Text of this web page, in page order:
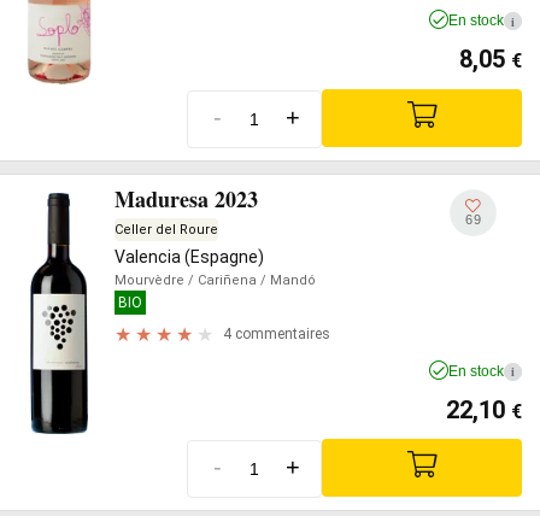
En stock i
8,05 €
- +
Maduresa 2023
Celler del Roure
Valencia (Espagne)
Mourvèdre / Cariñena / Mandó
BIO
4 commentaires
69
En stock i
22,10 €
- +